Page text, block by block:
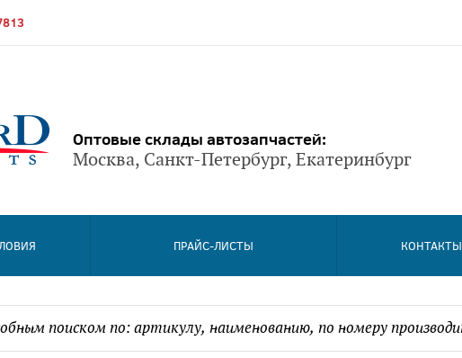
Оптовые склады автозапчастей:
Москва, Санкт-Петербург, Екатеринбург
ПРАЙС-ЛИСТЫ КОНТАКТЫ